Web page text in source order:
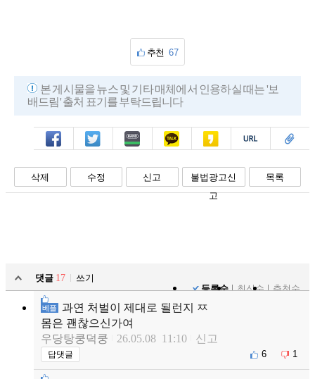
추천 67
본 게시물을 뉴스 및 기타 매체에서 인용하실 때는 '보
배드림' 출처 표기를 부탁드립니다
페북 트윗 밴드 카톡 카스 복사 스크랩
삭제 수정 신고
불법광고신
고
목록
댓글 17
쓰기
등록순
최신순 추천순
베플
과연 처벌이 제대로 될런지 ㅉ
몸은 괜찮으신가여
우당탕쿵덕쿵
26.05.08 11:10 신고
답댓글 6 1